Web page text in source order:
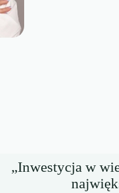
„Inwestycja w